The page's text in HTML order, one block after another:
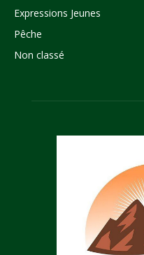
Expressions Jeunes
Pêche
Non classé